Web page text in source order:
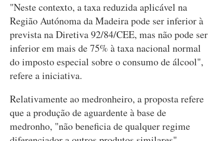
"Neste contexto, a taxa reduzida aplicável na
Região Autónoma da Madeira pode ser inferior à
prevista na Diretiva 92/84/CEE, mas não pode ser
inferior em mais de 75% à taxa nacional normal
do imposto especial sobre o consumo de álcool",
refere a iniciativa.
Relativamente ao medronheiro, a proposta refere
que a produção de aguardente à base de
medronho, "não beneficia de qualquer regime